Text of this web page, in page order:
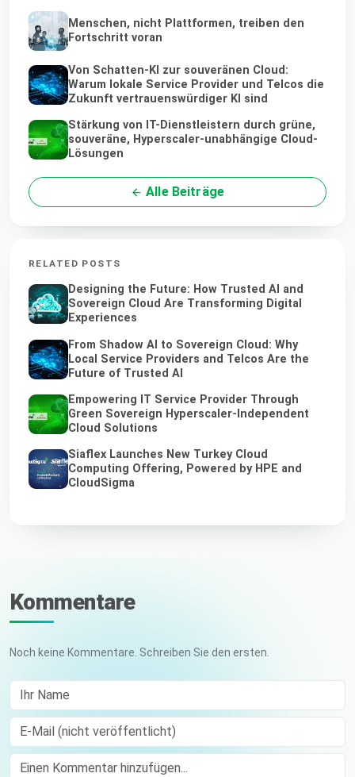
Menschen, nicht Plattformen, treiben den
Fortschritt voran
Von Schatten-KI zur souveränen Cloud:
Warum lokale Service Provider und Telcos die
Zukunft vertrauenswürdiger KI sind
Stärkung von IT-Dienstleistern durch grüne,
souveräne, Hyperscaler-unabhängige Cloud-
Lösungen
Alle Beiträge
RELATED POSTS
Designing the Future: How Trusted AI and
Sovereign Cloud Are Transforming Digital
Experiences
From Shadow AI to Sovereign Cloud: Why
Local Service Providers and Telcos Are the
Future of Trusted AI
Empowering IT Service Provider Through
Green Sovereign Hyperscaler-Independent
Cloud Solutions
Siaflex Launches New Turkey Cloud
Computing Offering, Powered by HPE and
CloudSigma
Kommentare
Noch keine Kommentare. Schreiben Sie den ersten.
Ihr Name
E-Mail (nicht veröffentlicht)
Comment